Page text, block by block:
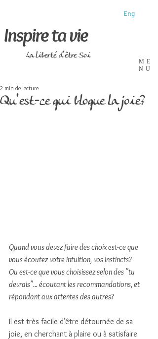
Inspire ta vie
La liberté d'être Soi
ME
NU
Eng
Qu'est-ce qui bloque la joie?
2 min de lecture
Quand vous devez faire des choix est-ce que
vous écoutez votre intuition, vos instincts?
Ou est-ce que vous choisissez selon des "tu
devrais"... écoutant les recommandations, et
répondant aux attentes des autres?
Il est très facile d'être détournée de sa
joie, en cherchant à plaire ou à satisfaire